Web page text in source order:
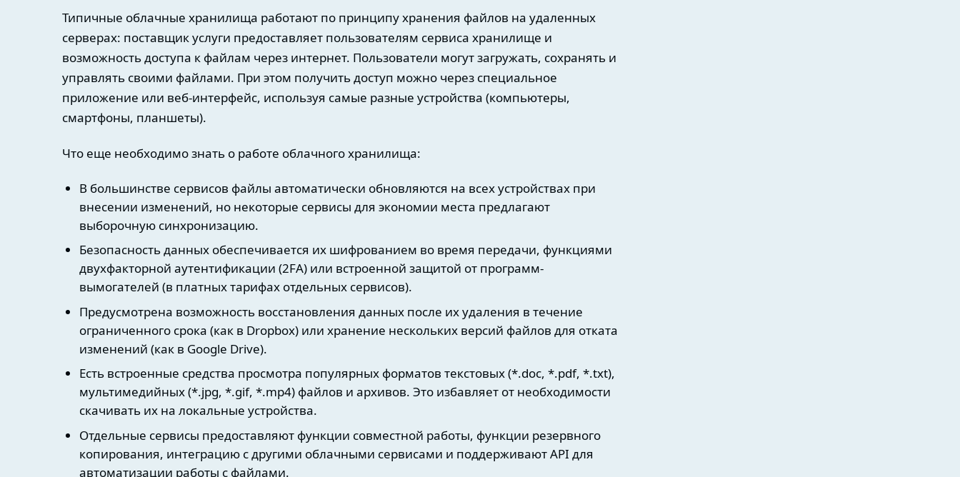
Типичные облачные хранилища работают по принципу хранения файлов на удаленных
серверах: поставщик услуги предоставляет пользователям сервиса хранилище и
возможность доступа к файлам через интернет. Пользователи могут загружать, сохранять и
управлять своими файлами. При этом получить доступ можно через специальное
приложение или веб-интерфейс, используя самые разные устройства (компьютеры,
смартфоны, планшеты).
Что еще необходимо знать о работе облачного хранилища:
В большинстве сервисов файлы автоматически обновляются на всех устройствах при
внесении изменений, но некоторые сервисы для экономии места предлагают
выборочную синхронизацию.
Безопасность данных обеспечивается их шифрованием во время передачи, функциями
двухфакторной аутентификации (2FA) или встроенной защитой от программ-
вымогателей (в платных тарифах отдельных сервисов).
Предусмотрена возможность восстановления данных после их удаления в течение
ограниченного срока (как в Dropbox) или хранение нескольких версий файлов для отката
изменений (как в Google Drive).
Есть встроенные средства просмотра популярных форматов текстовых (*.doc, *.pdf, *.txt),
мультимедийных (*.jpg, *.gif, *.mp4) файлов и архивов. Это избавляет от необходимости
скачивать их на локальные устройства.
Отдельные сервисы предоставляют функции совместной работы, функции резервного
копирования, интеграцию с другими облачными сервисами и поддерживают API для
автоматизации работы с файлами.